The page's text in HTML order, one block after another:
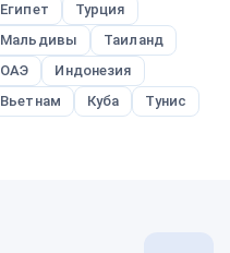
Египет
Турция
Мальдивы
Таиланд
ОАЭ
Индонезия
Вьетнам
Куба Тунис